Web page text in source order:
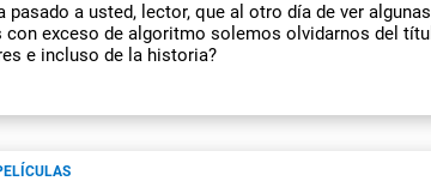
pasado a usted, lector, que al otro día de ver
con exceso de algoritmo solemos olvidarnos del
e incluso de la historia?